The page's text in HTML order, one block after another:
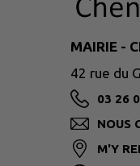
MAIRIE -
42 rue du
03 26
NOUS
M'Y